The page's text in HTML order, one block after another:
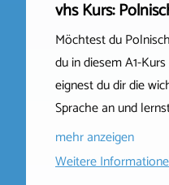
vhs Kurs:
Möchtest du
du in diesem A1-
eignest du dir die
Sprache an und
mehr anzeigen
Weitere